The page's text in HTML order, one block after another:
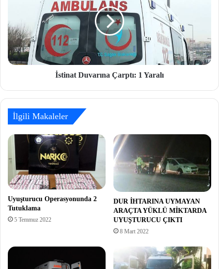
İstinat Duvarına Çarptı: 1 Yaralı
İlgili Makaleler
Uyuşturucu Operasyonunda 2
Tutuklama
5 Temmuz 2022
DUR İHTARINA UYMAYAN
ARAÇTA YÜKLÜ MİKTARDA
UYUŞTURUCU ÇIKTI
8 Mart 2022